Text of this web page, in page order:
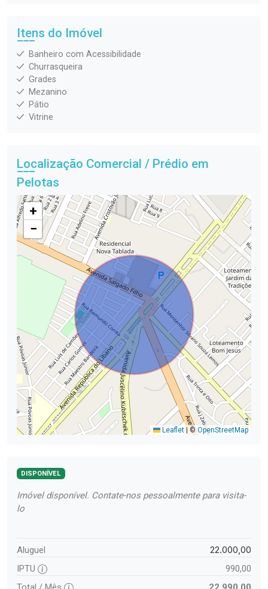
Itens do Imóvel
Banheiro com Acessibilidade
Churrasqueira
Grades
Mezanino
Pátio
Vitrine
Localização Comercial / Prédio em
Pelotas
+
−
Leaflet | ©OpenStreetMap
DISPONÍVEL
Imóvel disponível. Contate-nos pessoalmente para visita-
lo
Aluguel 22.000,00
IPTU
990,00